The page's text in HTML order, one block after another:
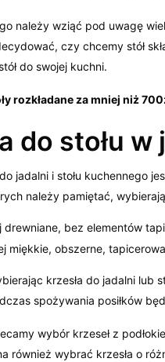
należy wziąć pod uwagę
czy chcemy stół
do swojej kuchni.
rozkładane za mniej niż
do stołu
jadalni i stołu kuchennego
należy pamiętać,
drewniane, bez elementów
miękkie, obszerne,
krzesła do jadalni lub
spożywania posiłków
wybór krzeseł z
również wybrać krzesła o